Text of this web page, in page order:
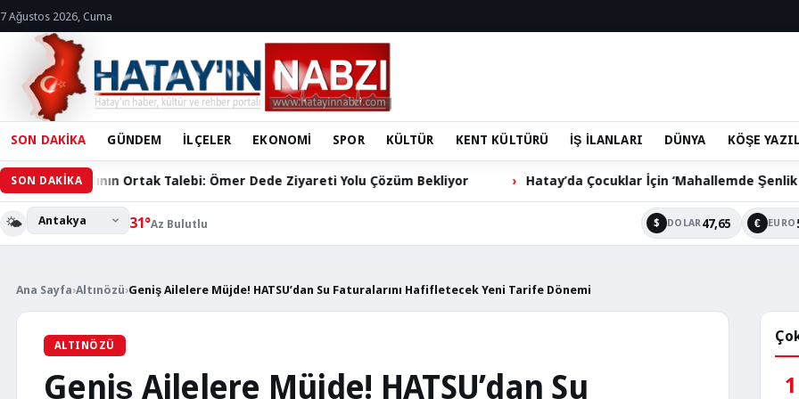
7 Ağustos 2026, Cuma
SON DAKİKA GÜNDEM İLÇELER EKONOMİ SPOR KÜLTÜR KENT KÜLTÜRÜ İŞ İLANLARI DÜNYA KÖŞE
SON DAKİKA
Talebi: Ömer Dede Ziyareti Yolu Çözüm Bekliyor Hatay’da Çocuklar İçin ‘Mahallemde Şenlik Var’ Etkinliği
🌤️ 31°Az Bulutlu $ DOLAR47,65 € EURO
Ana Sayfa›Altınözü›Geniş Ailelere Müjde! HATSU’dan Su Faturalarını Hafifletecek Yeni Tarife Dönemi
ALTINÖZÜ
Geniş Ailelere Müjde! HATSU’dan Su
1